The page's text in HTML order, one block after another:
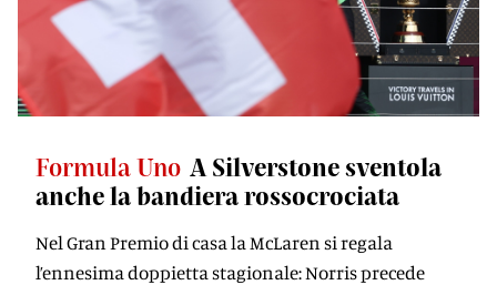
Formula Uno A Silverstone sventola
anche la bandiera rossocrociata
Nel Gran Premio di casa la McLaren si regala
l’ennesima doppietta stagionale: Norris precede